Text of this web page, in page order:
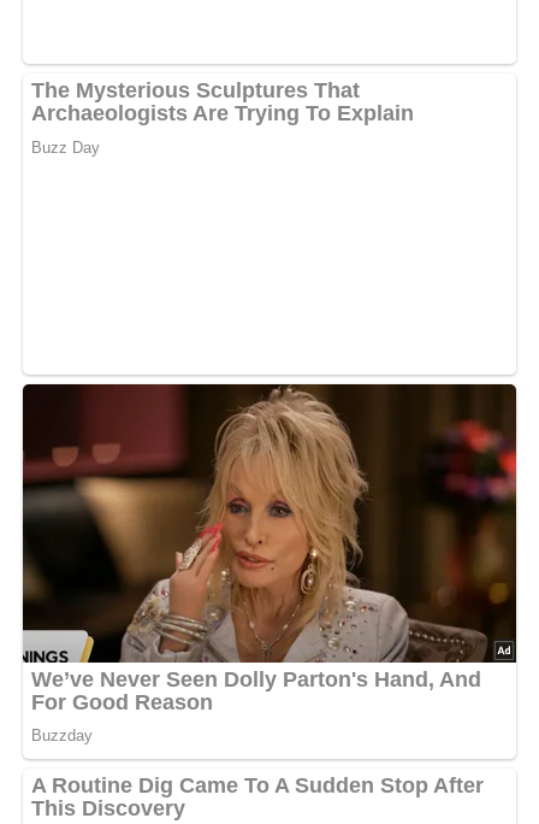
5/5(1 Bewertung)